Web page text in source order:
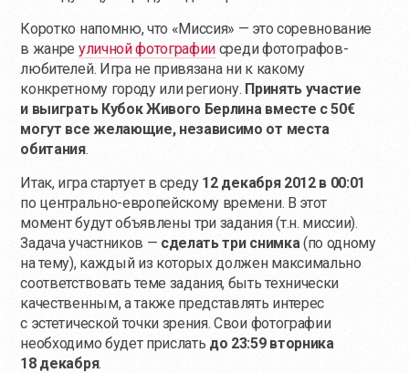
Коротко напомню, что «Миссия» — это соревнование
в жанре уличной фотографии среди фотографов-
любителей. Игра не привязана ни к какому
конкретному городу или региону. Принять участие
и выиграть Кубок Живого Берлина вместе с 50€
могут все желающие, независимо от места
обитания.
Итак, игра стартует в среду 12 декабря 2012 в 00:01
по центрально-европейскому времени. В этот
момент будут объявлены три задания (т.н. миссии).
Задача участников — сделать три снимка(по одному
на тему), каждый из которых должен максимально
соответствовать теме задания, быть технически
качественным, а также представлять интерес
с эстетической точки зрения. Свои фотографии
необходимо будет прислать до 23:59 вторника
18 декабря.